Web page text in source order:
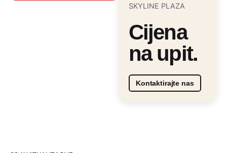
SKYLINE PLAZA
Cijena
na upit.
Kontaktirajte nas